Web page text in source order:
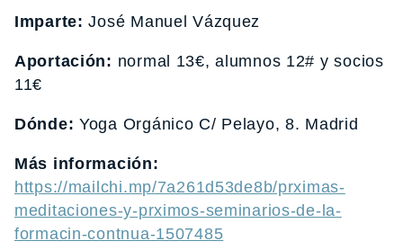
Imparte: José Manuel Vázquez
Aportación: normal 13€, alumnos 12# y socios
11€
Dónde: Yoga Orgánico C/ Pelayo, 8. Madrid
Más información:
https://mailchi.mp/7a261d53de8b/prximas-
meditaciones-y-prximos-seminarios-de-la-
formacin-contnua-1507485